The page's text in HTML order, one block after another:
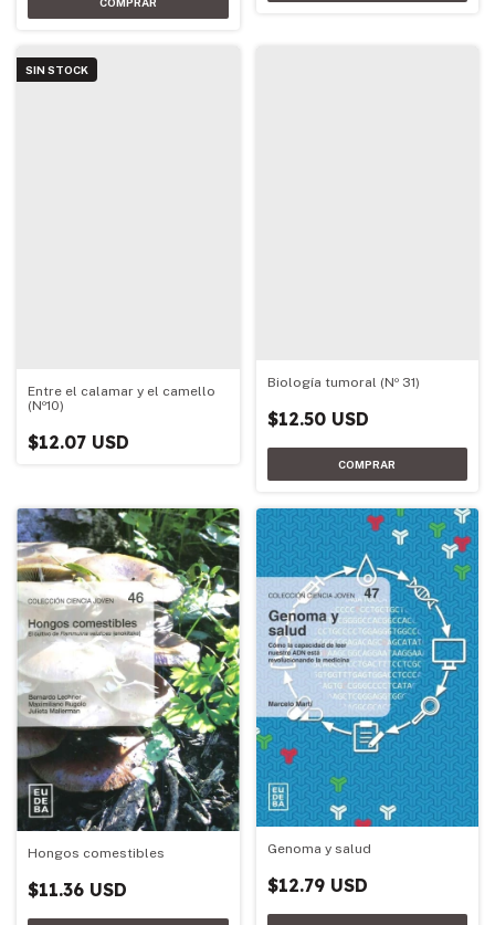
SIN STOCK
Entre el calamar y el camello
(Nº10)
$12.07 USD
Biología tumoral (Nº 31)
$12.50 USD
Hongos comestibles
$11.36 USD
Genoma y salud
$12.79 USD